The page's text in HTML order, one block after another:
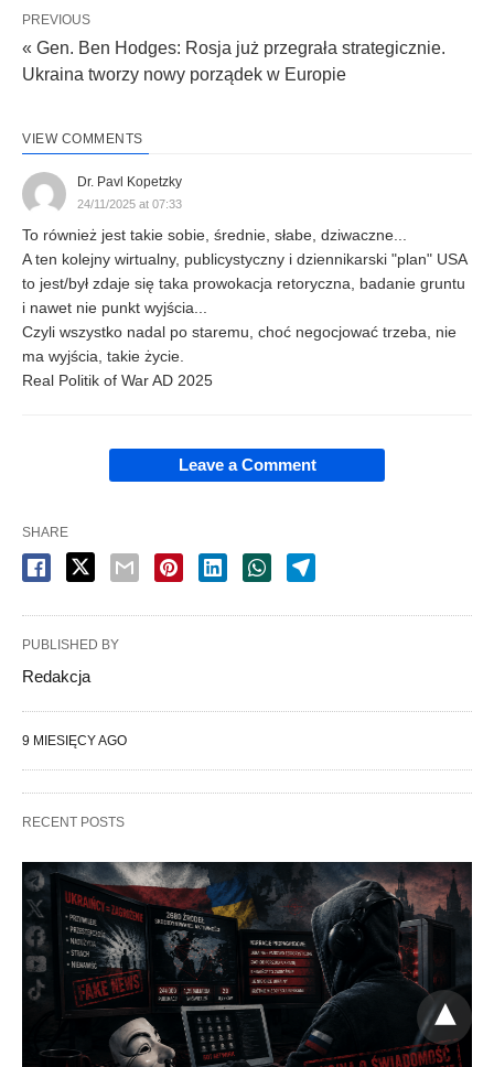
PREVIOUS
« Gen. Ben Hodges: Rosja już przegrała strategicznie.
Ukraina tworzy nowy porządek w Europie
VIEW COMMENTS
Dr. Pavl Kopetzky
24/11/2025 at 07:33
To również jest takie sobie, średnie, słabe, dziwaczne...
A ten kolejny wirtualny, publicystyczny i dziennikarski "plan" USA
to jest/był zdaje się taka prowokacja retoryczna, badanie gruntu
i nawet nie punkt wyjścia...
Czyli wszystko nadal po staremu, choć negocjować trzeba, nie
ma wyjścia, takie życie.
Real Politik of War AD 2025
Leave a Comment
SHARE
PUBLISHED BY
Redakcja
9 MIESIĘCY AGO
RECENT POSTS